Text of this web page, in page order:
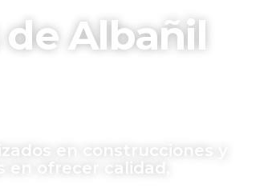
Albañil
en construcciones y
en ofrecer calidad,